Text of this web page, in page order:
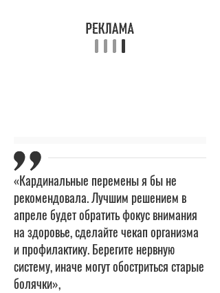
«Кардинальные перемены я бы не
рекомендовала. Лучшим решением в
апреле будет обратить фокус внимания
на здоровье, сделайте чекап организма
и профилактику. Берегите нервную
систему, иначе могут обостриться старые
болячки»,